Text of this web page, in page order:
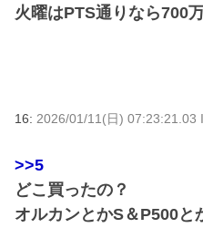
火曜はPTS通りなら700
16: 2026/01/11(日) 07:23:21.03
>>5
どこ買ったの？
オルカンとかS＆P500と